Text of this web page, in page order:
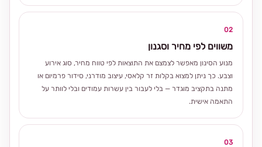
02
משווים לפי מחיר וסגנון
מנוע הסינון מאפשר לצמצם את התוצאות לפי טווח מחיר, סוג אירוע
וצבע. כך ניתן למצוא בקלות זר קלאסי, עיצוב מודרני, סידור פרמיום או
מתנה בתקציב מוגדר — בלי לעבור בין עשרות עמודים ובלי לוותר על
התאמה אישית.
03